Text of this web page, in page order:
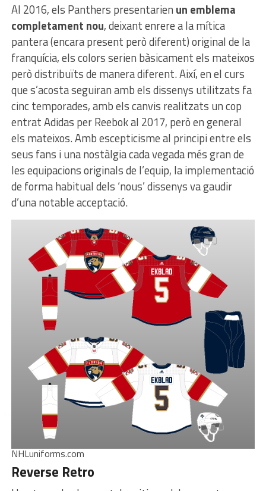
Al 2016, els Panthers presentarien un emblema
completament nou, deixant enrere a la mítica
pantera (encara present però diferent) original de la
franquícia, els colors serien bàsicament els mateixos
però distribuïts de manera diferent. Així, en el curs
que s’acosta seguiran amb els dissenys utilitzats fa
cinc temporades, amb els canvis realitzats un cop
entrat Adidas per Reebok al 2017, però en general
els mateixos. Amb escepticisme al principi entre els
seus fans i una nostàlgia cada vegada més gran de
les equipacions originals de l’equip, la implementació
de forma habitual dels ‘nous’ dissenys va gaudir
d’una notable acceptació.
NHLuniforms.com
Reverse Retro